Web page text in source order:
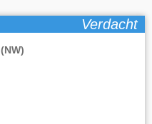
Verdacht
(NW)